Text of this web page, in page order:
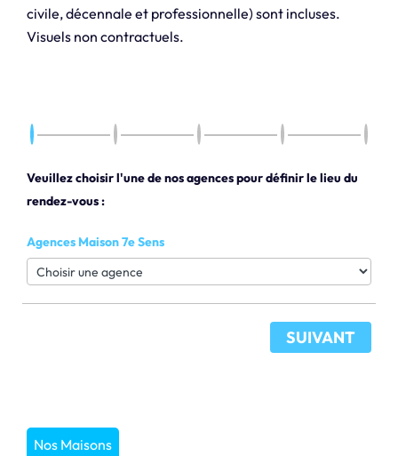
civile, décennale et professionnelle) sont incluses.
Visuels non contractuels.
Veuillez choisir l'une de nos agences pour définir le lieu du
rendez-vous :
Agences Maison 7e Sens
SUIVANT
Nos Maisons